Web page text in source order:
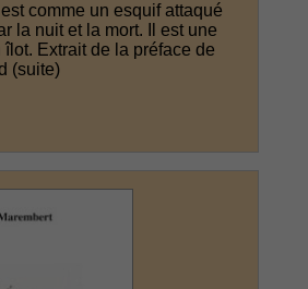
comme un esquif attaqué
la nuit et la mort. Il est une
Extrait de la préface de
(suite)